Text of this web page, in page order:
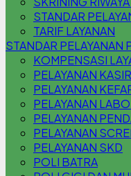
STANDAR
TARIF LAYANAN
STANDAR PELAYANAN
KOMPENSASI
PELAYANAN KASIR
PELAYANAN
PELAYANAN
PELAYANAN
PELAYANAN
PELAYANAN SKD
POLI BATRA